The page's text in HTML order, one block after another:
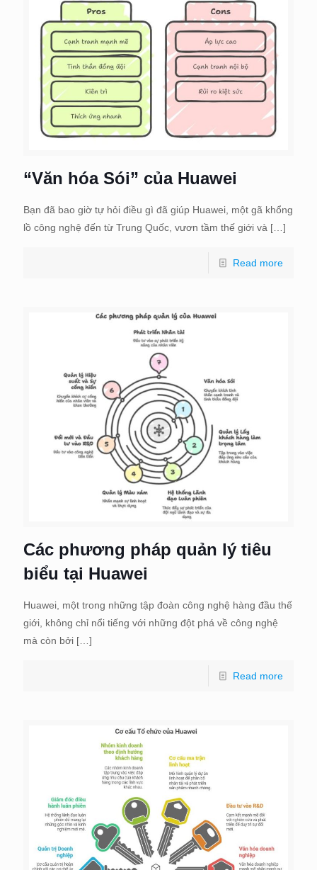
“Văn hóa Sói” của Huawei
Bạn đã bao giờ tự hỏi điều gì đã giúp Huawei, một gã khổng
lồ công nghệ đến từ Trung Quốc, vươn tầm thế giới và […]
Read more
Các phương pháp quản lý tiêu
biểu tại Huawei
Huawei, một trong những tập đoàn công nghệ hàng đầu thế
giới, không chỉ nổi tiếng với những đột phá về công nghệ
mà còn bởi […]
Read more